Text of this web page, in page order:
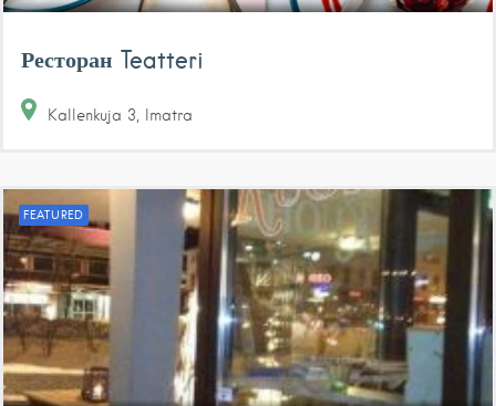
Ресторан Teatteri
Kallenkuja 3 Imatra
FEATURED